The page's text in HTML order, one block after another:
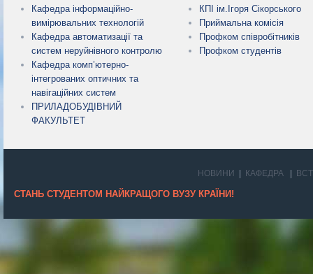
Кафедра інформаційно-
вимірювальних технологій
Кафедра автоматизації та
систем неруйнівного контролю
Кафедра комп’ютерно-
інтегрованих оптичних та
навігаційних систем
ПРИЛАДОБУДІВНИЙ
ФАКУЛЬТЕТ
КПІ ім.Ігоря Сікорського
Приймальна комісія
Профком співробітників
Профком студентів
НОВИНИ КАФЕДРА
СТАНЬ СТУДЕНТОМ НАЙКРАЩОГО ВУЗУ КРАЇНИ!